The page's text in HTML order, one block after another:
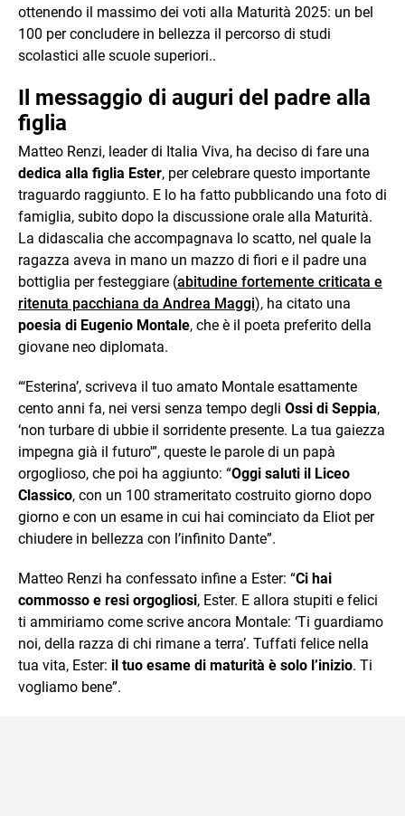
ottenendo il massimo dei voti alla Maturità 2025: un bel
100 per concludere in bellezza il percorso di studi
scolastici alle scuole superiori..
Il messaggio di auguri del padre alla
figlia
Matteo Renzi, leader di Italia Viva, ha deciso di fare una
dedica alla figlia Ester, per celebrare questo importante
traguardo raggiunto. E lo ha fatto pubblicando una foto di
famiglia, subito dopo la discussione orale alla Maturità.
La didascalia che accompagnava lo scatto, nel quale la
ragazza aveva in mano un mazzo di fiori e il padre una
bottiglia per festeggiare (abitudine fortemente criticata e
ritenuta pacchiana da Andrea Maggi), ha citato una
poesia di Eugenio Montale, che è il poeta preferito della
giovane neo diplomata.
“‘Esterina’, scriveva il tuo amato Montale esattamente
cento anni fa, nei versi senza tempo degli Ossi di Seppia,
‘non turbare di ubbie il sorridente presente. La tua gaiezza
impegna già il futuro'”, queste le parole di un papà
orgoglioso, che poi ha aggiunto: “Oggi saluti il Liceo
Classico, con un 100 strameritato costruito giorno dopo
giorno e con un esame in cui hai cominciato da Eliot per
chiudere in bellezza con l’infinito Dante”.
Matteo Renzi ha confessato infine a Ester: “Ci hai
commosso e resi orgogliosi, Ester. E allora stupiti e felici
ti ammiriamo come scrive ancora Montale: ‘Ti guardiamo
noi, della razza di chi rimane a terra’. Tuffati felice nella
tua vita, Ester: il tuo esame di maturità è solo l’inizio. Ti
vogliamo bene”.